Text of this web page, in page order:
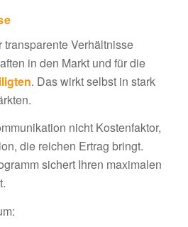
transparente Verhältnisse
in den Markt und für die
. Das wirkt selbst in stark
nicht Kostenfaktor,
die reichen Ertrag bringt.
sichert Ihren maximalen